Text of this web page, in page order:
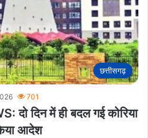
छत्तीसगढ़
701
दो दिन में ही बदल गई कोरिया
आदेश